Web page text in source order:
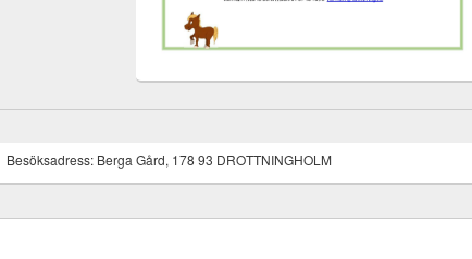
Besöksadress: Berga Gård, 178 93 DROTTNINGHOLM